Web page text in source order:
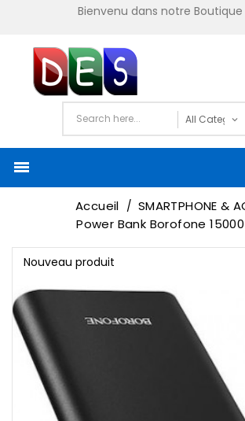
Bienvenu dans notre Boutique

Accueil
SMARTPHONE &
Power Bank Borofone
Nouveau produit